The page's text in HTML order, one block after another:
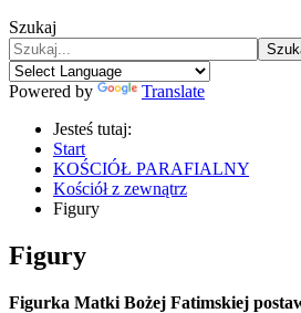
Szukaj
Powered by
Translate
Jesteś tutaj:
Start
KOŚCIÓŁ PARAFIALNY
Kościół z zewnątrz
Figury
Figury
Figurka Matki Bożej Fatimskiej